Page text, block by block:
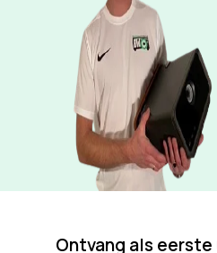
Ontvang als